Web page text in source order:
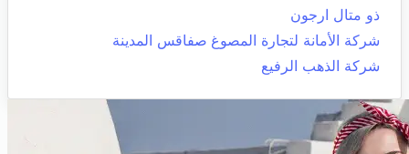
ذو متال ارجون
شركة الأمانة لتجارة المصوغ صفاقس المدينة
شركة الذهب الرفيع